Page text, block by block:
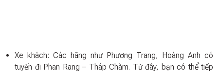
Xe khách: Các hãng như Phương Trang, Hoàng Anh có
tuyến đi Phan Rang – Tháp Chàm. Từ đây, bạn có thể tiếp